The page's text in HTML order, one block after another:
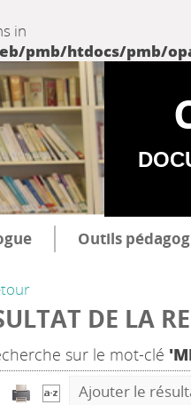
in
pmb/htdocs/pmb/
Outils
DE LA
sur le mot-clé
Ajouter le